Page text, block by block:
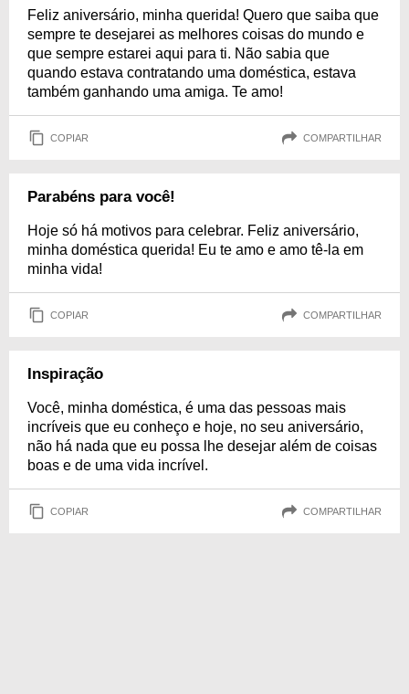
Feliz aniversário, minha querida! Quero que saiba que
sempre te desejarei as melhores coisas do mundo e
que sempre estarei aqui para ti. Não sabia que
quando estava contratando uma doméstica, estava
também ganhando uma amiga. Te amo!
COPIAR COMPARTILHAR
Parabéns para você!
Hoje só há motivos para celebrar. Feliz aniversário,
minha doméstica querida! Eu te amo e amo tê-la em
minha vida!
COPIAR COMPARTILHAR
Inspiração
Você, minha doméstica, é uma das pessoas mais
incríveis que eu conheço e hoje, no seu aniversário,
não há nada que eu possa lhe desejar além de coisas
boas e de uma vida incrível.
COPIAR COMPARTILHAR